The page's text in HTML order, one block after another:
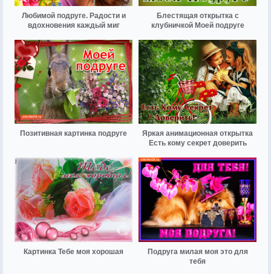
Любимой подруге. Радости и
вдохновения каждый миг
Блестящая открытка с
клубничкой Моей подруге
Позитивная картинка подруге
Яркая анимационная открытка
Есть кому секрет доверить
Картинка Тебе моя хорошая
Подруга милая моя это для
тебя